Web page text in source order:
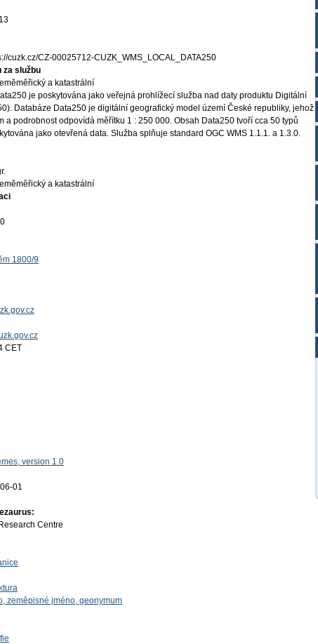
cuzk.cz/CZ-00025712-CUZK_WMS_LOCAL_DATA250
za službu
a katastrální
je poskytována jako veřejná prohlížecí služba nad daty produktu Digitální
Databáze Data250 je digitální geografický model území České republiky, jehož
a podrobnost odpovídá měřítku 1 : 250 000. Obsah Data250 tvoří cca 50 typů
jako otevřená data. Služba splňuje standard OGC WMS 1.1.1. a 1.3.0.
a katastrální
1800/9
CET
version 1.0
01
Centre
zeměpisné jméno, geonymum